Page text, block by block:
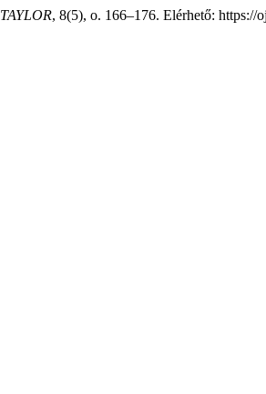
TAYLOR, 8(5), o. 166–176. Elérhető: https://